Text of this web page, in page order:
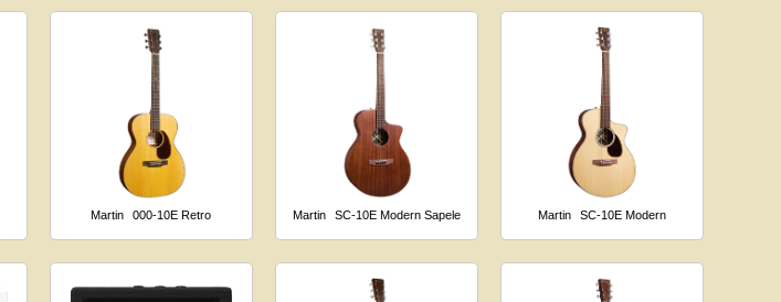
Martin 000-10E Retro Martin SC-10E Modern Sapele Martin SC-10E Modern